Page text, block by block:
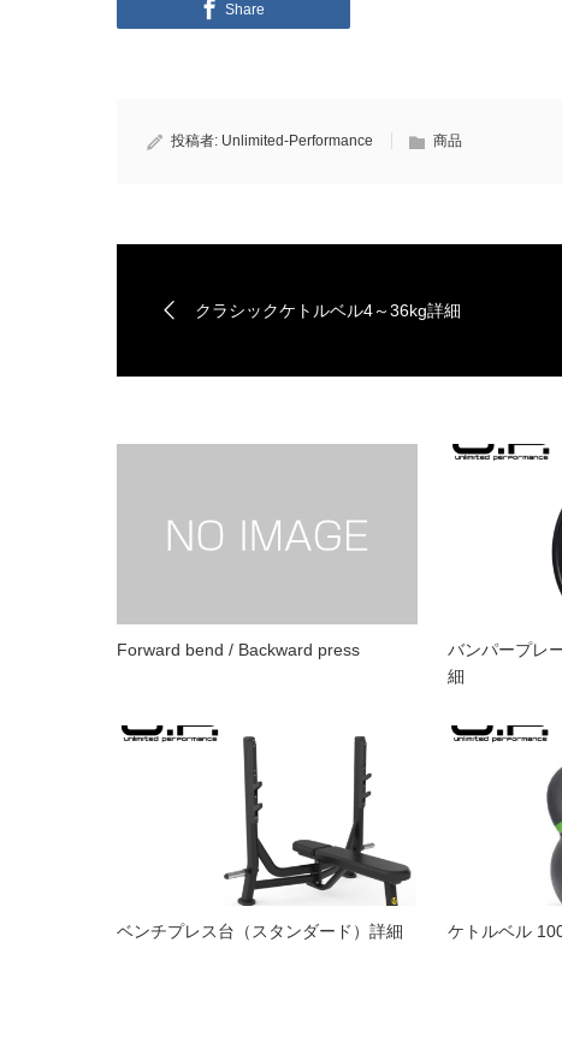
Share
投稿者: Unlimited-Performance 商品
クラシックケトルベル4～36kg詳細
Forward bend / Backward press
バンパープレ
細
ベンチプレス台（スタンダード）詳細 ケトルベル